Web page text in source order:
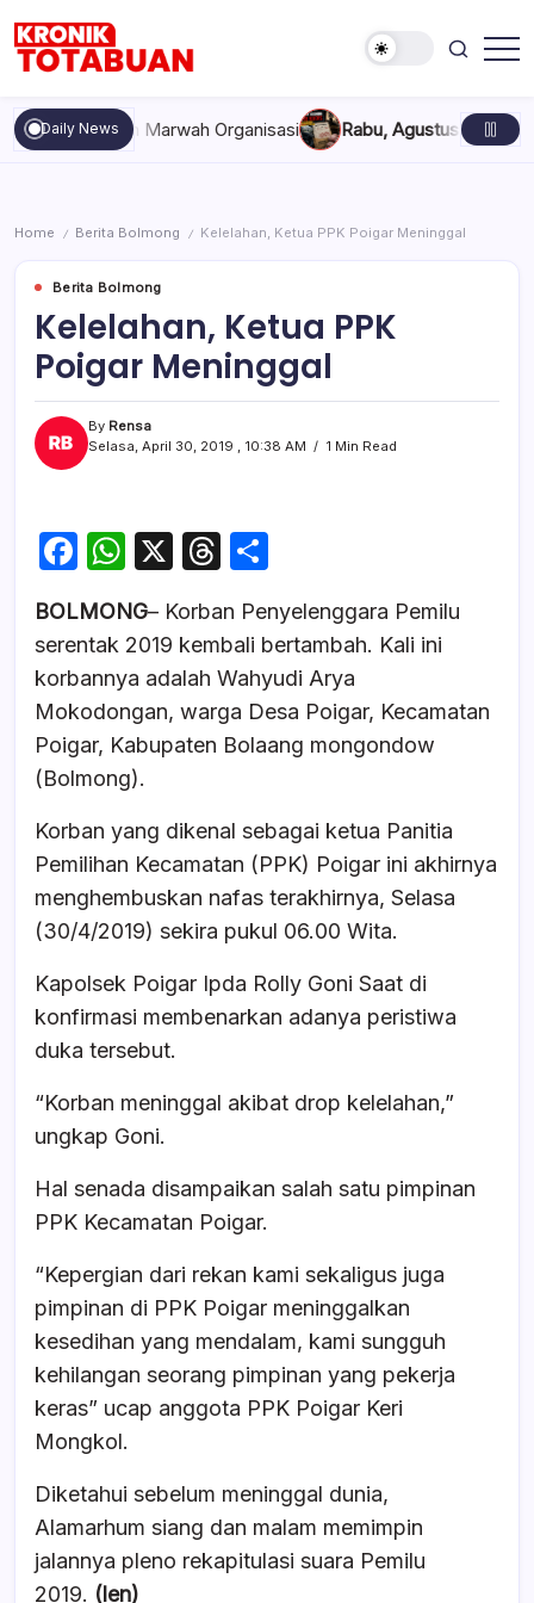
content
Totabuan
hari
ini
Kronik
Daily News
dan Marwah Organisasi Rabu, Agustus 5, 2026 , 11:44
Home / Berita Bolmong / Kelelahan, Ketua PPK Poigar Meninggal
Berita Bolmong
Kelelahan, Ketua PPK
Poigar Meninggal
By Rensa
Selasa, April 30, 2019 , 10:38 AM
1 Min Read
F
c
e
b
o
o
k
W
at
s
A
p
p
X
T
e
a
d
s
ar
e
BOLMONG– Korban Penyelenggara Pemilu
serentak 2019 kembali bertambah. Kali ini
korbannya adalah Wahyudi Arya
Mokodongan, warga Desa Poigar, Kecamatan
Poigar, Kabupaten Bolaang mongondow
(Bolmong).
Korban yang dikenal sebagai ketua Panitia
Pemilihan Kecamatan (PPK) Poigar ini akhirnya
menghembuskan nafas terakhirnya, Selasa
(30/4/2019) sekira pukul 06.00 Wita.
Kapolsek Poigar Ipda Rolly Goni Saat di
konfirmasi membenarkan adanya peristiwa
duka tersebut.
“Korban meninggal akibat drop kelelahan,”
ungkap Goni.
Hal senada disampaikan salah satu pimpinan
PPK Kecamatan Poigar.
“Kepergian dari rekan kami sekaligus juga
pimpinan di PPK Poigar meninggalkan
kesedihan yang mendalam, kami sungguh
kehilangan seorang pimpinan yang pekerja
keras” ucap anggota PPK Poigar Keri
Mongkol.
Diketahui sebelum meninggal dunia,
Alamarhum siang dan malam memimpin
jalannya pleno rekapitulasi suara Pemilu
2019. (len)